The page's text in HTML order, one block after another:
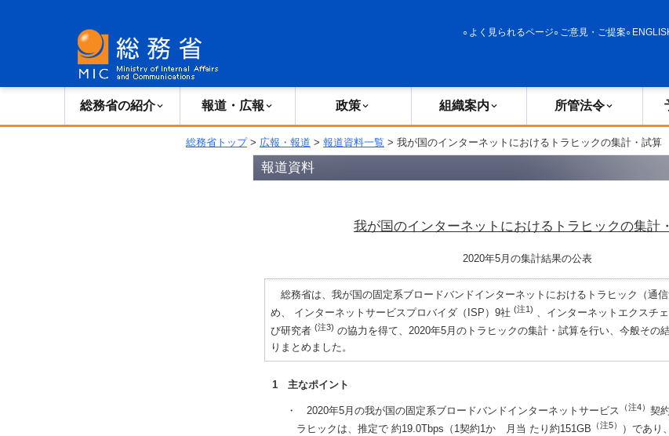
よく見られるページ ご意見・ご提案
総務省の紹介 報道・広報 政策 組織案内 所管法令
総務省トップ> 広報・報道 > 報道資料一覧 > 我が国のインターネットにおけるトラヒックの集計・試算
報道資料
我が国のインターネットにおけるトラヒックの集計
2020年5月の集計結果の公表
総務省は、我が国の固定系ブロードバンドインターネットにおけるトラヒック（通
め、 インターネットサービスプロバイダ（ISP）9社 (注1) 、インターネットエクスチ
び研究者 (注3) の協力を得て、2020年5月のトラヒックの集計・試算を行い、今般その
りまとめました。
1 主なポイント
・ 2020年5月の我が国の固定系ブロードバンドインターネットサービス （注4） 契
ラヒックは、推定で 約19.0Tbps（1契約1か 月当 たり約151GB （注5）
）であり